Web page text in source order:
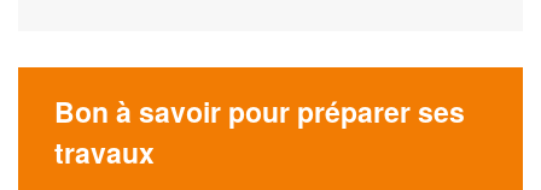
Bon à savoir pour préparer ses
travaux